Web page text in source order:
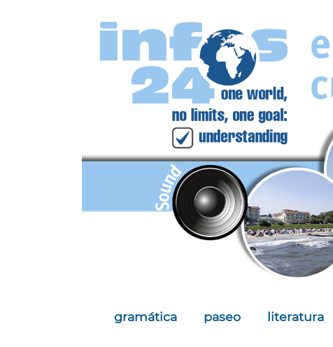
gramática paseo literatura